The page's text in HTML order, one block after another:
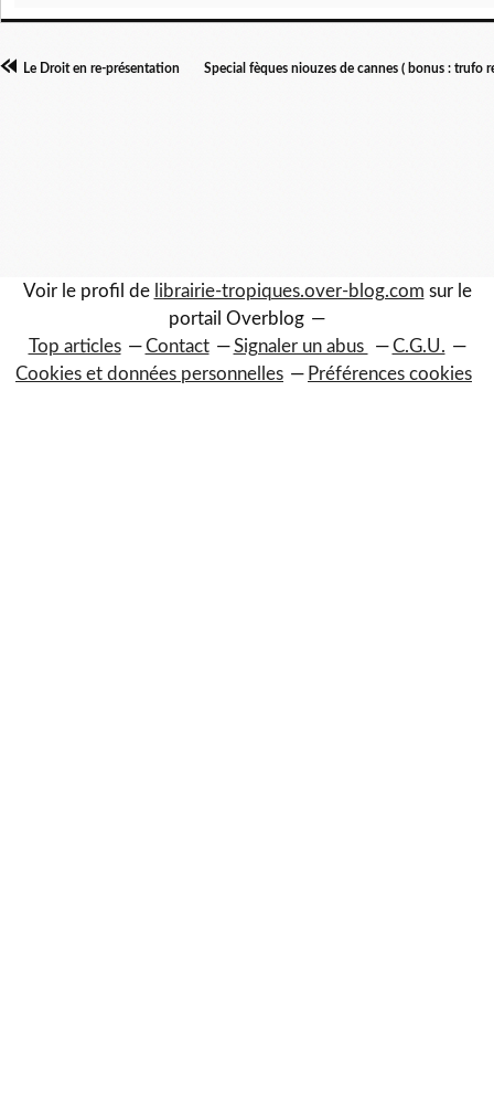
Le Droit en re-présentation Special fèques niouzes de cannes ( bonus : trufo
Voir le profil de librairie-tropiques.over-blog.com sur le
portail Overblog
Top articles
Contact Signaler un abus
C.G.U.
Cookies et données personnelles
Préférences cookies